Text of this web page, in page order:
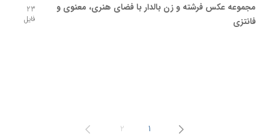
مجموعه عکس فرشته و زن بالدار با فضای هنری، معنوی و
فانتزی
23
فایل
1
2